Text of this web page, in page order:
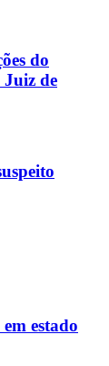
do
Juiz de
estado